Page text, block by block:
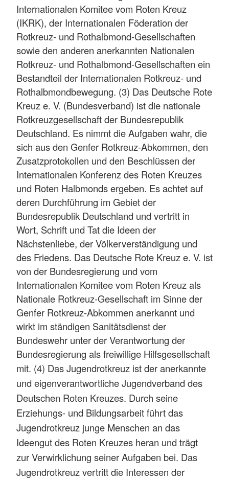
Internationalen Komitee vom Roten Kreuz
(IKRK), der Internationalen Föderation der
Rotkreuz- und Rothalbmond-Gesellschaften
sowie den anderen anerkannten Nationalen
Rotkreuz- und Rothalbmond-Gesellschaften ein
Bestandteil der Internationalen Rotkreuz- und
Rothalbmondbewegung. (3) Das Deutsche Rote
Kreuz e. V. (Bundesverband) ist die nationale
Rotkreuzgesellschaft der Bundesrepublik
Deutschland. Es nimmt die Aufgaben wahr, die
sich aus den Genfer Rotkreuz-Abkommen, den
Zusatzprotokollen und den Beschlüssen der
Internationalen Konferenz des Roten Kreuzes
und Roten Halbmonds ergeben. Es achtet auf
deren Durchführung im Gebiet der
Bundesrepublik Deutschland und vertritt in
Wort, Schrift und Tat die Ideen der
Nächstenliebe, der Völkerverständigung und
des Friedens. Das Deutsche Rote Kreuz e. V. ist
von der Bundesregierung und vom
Internationalen Komitee vom Roten Kreuz als
Nationale Rotkreuz-Gesellschaft im Sinne der
Genfer Rotkreuz-Abkommen anerkannt und
wirkt im ständigen Sanitätsdienst der
Bundeswehr unter der Verantwortung der
Bundesregierung als freiwillige Hilfsgesellschaft
mit. (4) Das Jugendrotkreuz ist der anerkannte
und eigenverantwortliche Jugendverband des
Deutschen Roten Kreuzes. Durch seine
Erziehungs- und Bildungsarbeit führt das
Jugendrotkreuz junge Menschen an das
Ideengut des Roten Kreuzes heran und trägt
zur Verwirklichung seiner Aufgaben bei. Das
Jugendrotkreuz vertritt die Interessen der